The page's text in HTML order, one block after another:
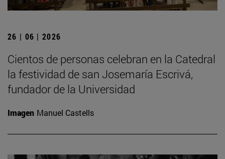
26 | 06 | 2026
Cientos de personas celebran en la Catedral
la festividad de san Josemaría Escrivá,
fundador de la Universidad
Imagen Manuel Castells